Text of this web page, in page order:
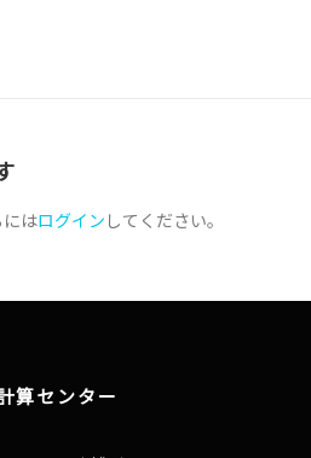
はログイン してください。
算センター